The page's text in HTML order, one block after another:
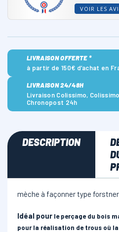
VOIR LES
LIVRAISON OFFERTE *
à partir de 150€ d’achat en
LIVRAISON 24/48H
Livraison Colissimo,
Chronopost 24h
DESCRIPTION
mèche à façonner type
Idéal pour le perçage du bois
pour la réalisation de trous où